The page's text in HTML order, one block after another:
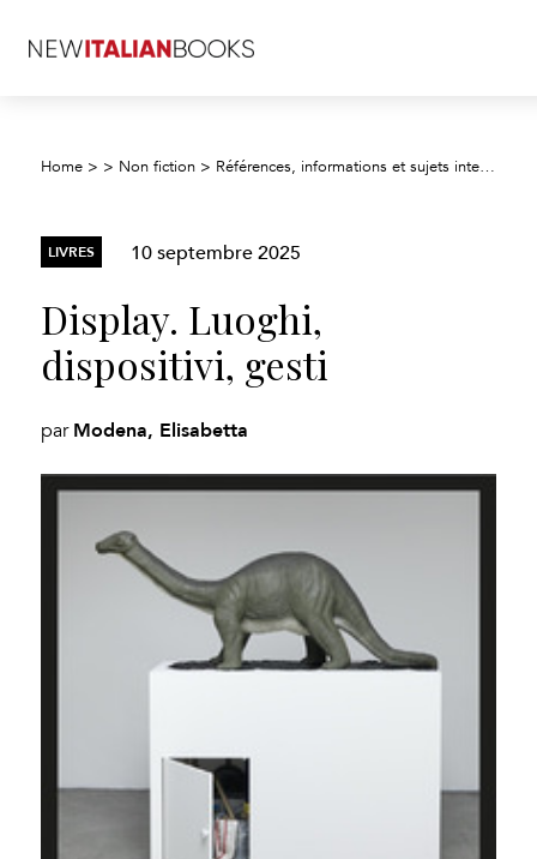
Home > > Non fiction > Références, informations et sujets interdisciplinaires
LIVRES 10 septembre 2025
Display. Luoghi,
dispositivi, gesti
par Modena, Elisabetta